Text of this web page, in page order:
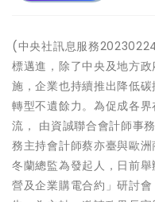
(中央社訊息服務
標邁進，除了中央及地方
施，企業也持續推出降低
轉型不遺餘力。為促成各
流， 由資誠聯合會計師事
務主持會計師蔡亦臺與歐
冬蘭總監為發起人，日前
營及企業購電合約」研討